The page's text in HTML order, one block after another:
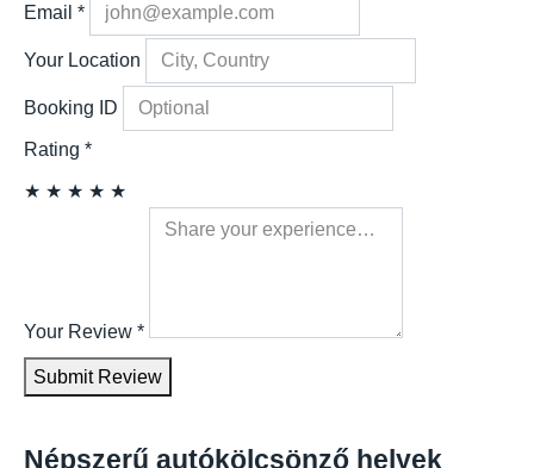
Email *
Your Location
Booking ID
Rating *
★ ★ ★ ★ ★
Your Review *
Submit Review
Népszerű autókölcsönző helyek